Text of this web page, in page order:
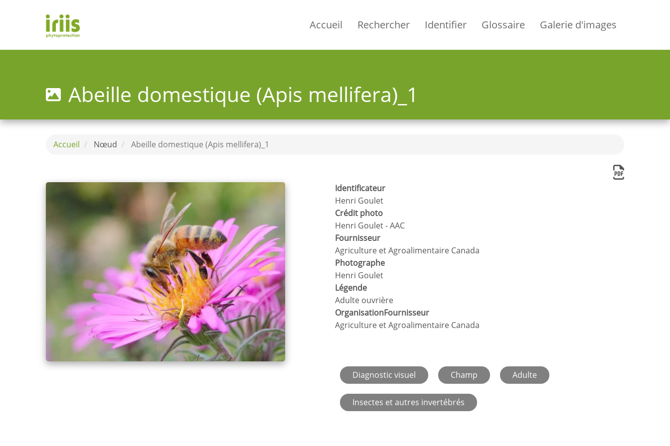
Accueil Rechercher Identifier Glossaire Galerie d'images
Abeille domestique (Apis mellifera)_1
Accueil Nœud Abeille domestique (Apis mellifera)_1
Identificateur
Henri Goulet
Crédit photo
Henri Goulet - AAC
Fournisseur
Agriculture et Agroalimentaire Canada
Photographe
Henri Goulet
Légende
Adulte ouvrière
OrganisationFournisseur
Agriculture et Agroalimentaire Canada
Diagnostic visuel Champ Adulte
Insectes et autres invertébrés